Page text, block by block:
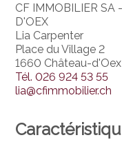
CF IMMOBILIER SA
D'OEX
Lia Carpenter
Place du Village 2
1660 Château-d'Oex
Tél.026 924 53 55
lia@cfimmobilier.ch